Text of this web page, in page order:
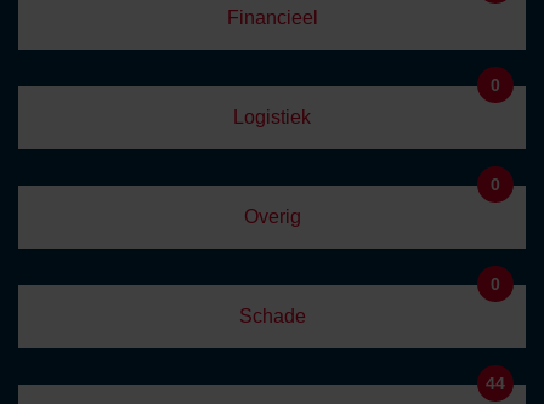
Financieel
Logistiek
0
Overig
0
Schade
0
44